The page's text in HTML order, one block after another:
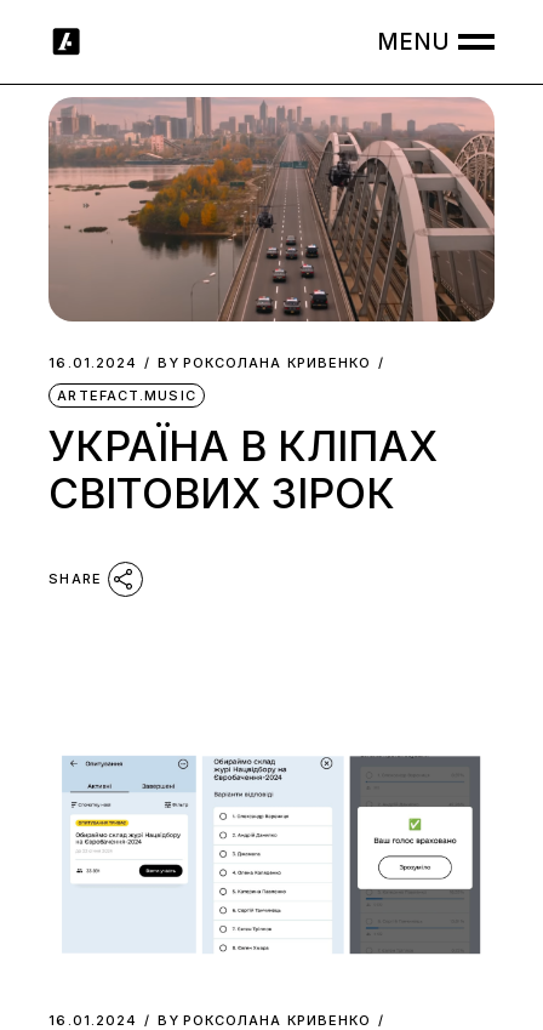
16.01.2024 BY РОКСОЛАНА КРИВЕНКО
ARTEFACT.MUSIC
УКРАЇНА В КЛІПАХ
СВІТОВИХ ЗІРОК
SHARE
16.01.2024 BY РОКСОЛАНА КРИВЕНКО